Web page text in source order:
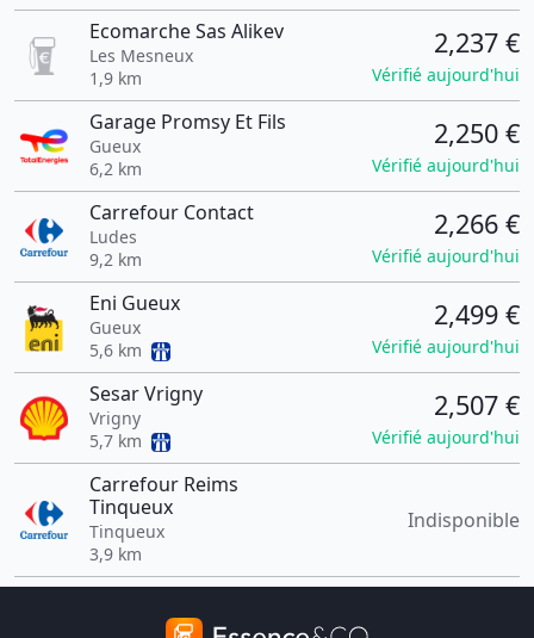
Ecomarche Sas Alikev
Les Mesneux
1,9 km
2,237 €
Vérifié aujourd'hui
Garage Promsy Et Fils
Gueux
6,2 km
2,250 €
Vérifié aujourd'hui
Carrefour Contact
Ludes
9,2 km
2,266 €
Vérifié aujourd'hui
Eni Gueux
Gueux
5,6 km
2,499 €
Vérifié aujourd'hui
Sesar Vrigny
Vrigny
5,7 km
2,507 €
Vérifié aujourd'hui
Carrefour Reims
Tinqueux
Tinqueux
3,9 km
Indisponible